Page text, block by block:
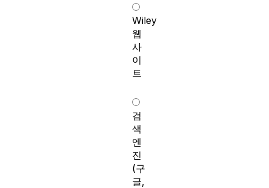
Wiley
웹
사
이
트
검
색
엔
진
(구
글,